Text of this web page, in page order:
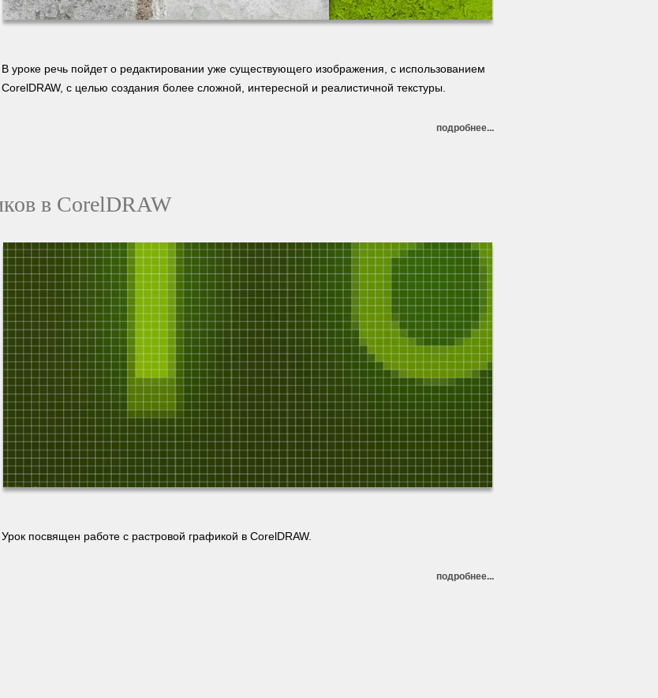
В уроке речь пойдет о редактировании уже существующего изображения, с использованием
CorelDRAW, с целью создания более сложной, интересной и реалистичной текстуры.
подробнее...
в CorelDRAW
Урок посвящен работе с растровой графикой в CorelDRAW.
подробнее...